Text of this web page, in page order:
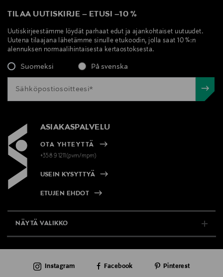
TILAA UUTISKIRJE – ETUSI –10 %
Uutiskirjeestämme löydät parhaat edut ja ajankohtaiset uutuudet.
Uutena tilaajana lähetämme sinulle etukoodin, jolla saat 10 %:n
alennuksen normaalihintaisesta kertaostoksesta.
Suomeksi På svenska
ASIAKASPALVELU
OTA YHTEYTTÄ
+358 9 1211(pvm/mpm)
USEIN KYSYTTYÄ
ETUJEN EHDOT
NÄYTÄ VALIKKO
AJANKOHTAISTA
Instagram Facebook Pinterest